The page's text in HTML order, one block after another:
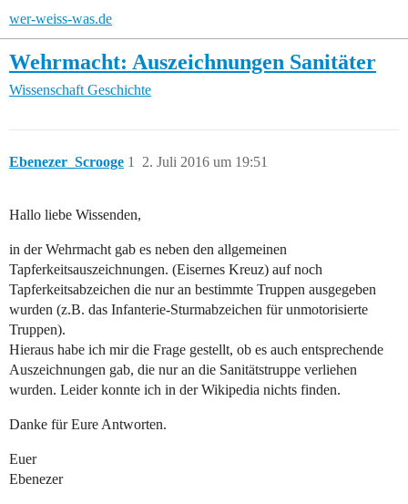
wer-weiss-was.de
Wehrmacht: Auszeichnungen Sanitäter
Wissenschaft Geschichte
Ebenezer_Scrooge 2. Juli 2016 um 19:51
1
Hallo liebe Wissenden,
in der Wehrmacht gab es neben den allgemeinen
Tapferkeitsauszeichnungen. (Eisernes Kreuz) auf noch
Tapferkeitsabzeichen die nur an bestimmte Truppen ausgegeben
wurden (z.B. das Infanterie-Sturmabzeichen für unmotorisierte
Truppen).
Hieraus habe ich mir die Frage gestellt, ob es auch entsprechende
Auszeichnungen gab, die nur an die Sanitätstruppe verliehen
wurden. Leider konnte ich in der Wikipedia nichts finden.
Danke für Eure Antworten.
Euer
Ebenezer